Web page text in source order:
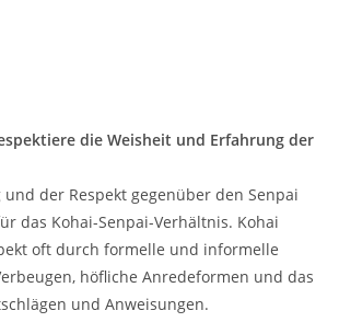
die Weisheit und Erfahrung der
der Respekt gegenüber den Senpai
das Kohai-Senpai-Verhältnis. Kohai
oft durch formelle und informelle
höfliche Anredeformen und das
und Anweisungen.